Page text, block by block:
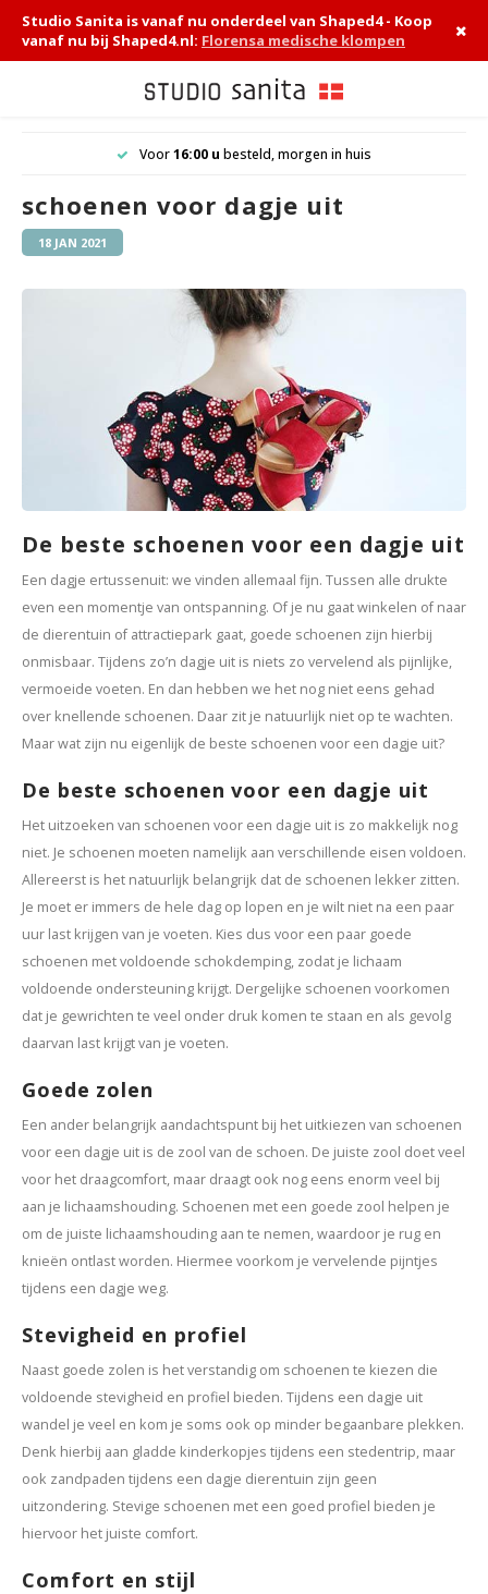
Hoofdmenu / sanita klompen
Dames
Heren
Hoofdmenu / medische klompen
Instapklompen
Klompschoenen
Hoofdmenu / hippe klompen
Instapklompen
Klomp sandalen
Hoofdmenu / werkklompen
Compleet overzicht
Veiligheidsklompen
Hoofdmenu / accessoires
Zorgsokken
Schoenonderhoud
Studio Sanita is vanaf nu onderdeel van Shaped4 - Koop
vanaf nu bij Shaped4.nl: Florensa medische klompen
Voor16:00 u besteld, morgen in huis
schoenen voor dagje uit
18 JAN 2021
De beste schoenen voor een dagje uit
Een dagje ertussenuit: we vinden allemaal fijn. Tussen alle drukte
even een momentje van ontspanning. Of je nu gaat winkelen of naar
de dierentuin of attractiepark gaat, goede schoenen zijn hierbij
onmisbaar. Tijdens zo’n dagje uit is niets zo vervelend als pijnlijke,
vermoeide voeten. En dan hebben we het nog niet eens gehad
over knellende schoenen. Daar zit je natuurlijk niet op te wachten.
Maar wat zijn nu eigenlijk de beste schoenen voor een dagje uit?
De beste schoenen voor een dagje uit
Het uitzoeken van schoenen voor een dagje uit is zo makkelijk nog
niet. Je schoenen moeten namelijk aan verschillende eisen voldoen.
Allereerst is het natuurlijk belangrijk dat de schoenen lekker zitten.
Je moet er immers de hele dag op lopen en je wilt niet na een paar
uur last krijgen van je voeten. Kies dus voor een paar goede
schoenen met voldoende schokdemping, zodat je lichaam
voldoende ondersteuning krijgt. Dergelijke schoenen voorkomen
dat je gewrichten te veel onder druk komen te staan en als gevolg
daarvan last krijgt van je voeten.
Goede zolen
Een ander belangrijk aandachtspunt bij het uitkiezen van schoenen
voor een dagje uit is de zool van de schoen. De juiste zool doet veel
voor het draagcomfort, maar draagt ook nog eens enorm veel bij
aan je lichaamshouding. Schoenen met een goede zool helpen je
om de juiste lichaamshouding aan te nemen, waardoor je rug en
knieën ontlast worden. Hiermee voorkom je vervelende pijntjes
tijdens een dagje weg.
Stevigheid en profiel
Naast goede zolen is het verstandig om schoenen te kiezen die
voldoende stevigheid en profiel bieden. Tijdens een dagje uit
wandel je veel en kom je soms ook op minder begaanbare plekken.
Denk hierbij aan gladde kinderkopjes tijdens een stedentrip, maar
ook zandpaden tijdens een dagje dierentuin zijn geen
uitzondering. Stevige schoenen met een goed profiel bieden je
hiervoor het juiste comfort.
Comfort en stijl